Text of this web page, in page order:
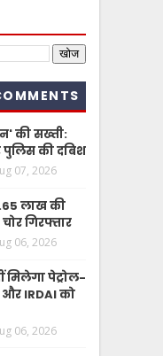
की सख्ती:
की दबिश
07, 2026
लाख की
गिरफ्तार
06, 2026
मिलेगा पेट्रोल-
और IRDAI को
06, 2026